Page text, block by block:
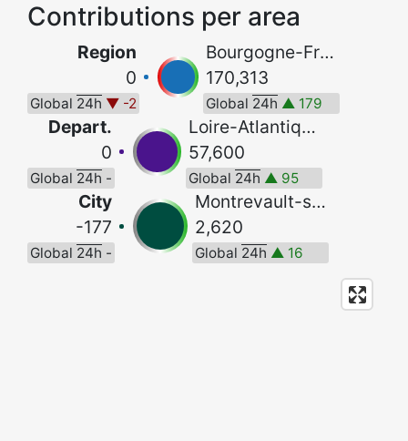
Contributions per area
Region
0
Global 24h ▼ -2
Bourgogne-Franche-Comté
170,313
Global 24h ▲ 179
Depart.
0
Global 24h -
Loire-Atlantique
57,600
Global 24h ▲ 95
City
-177
Global 24h -
Montrevault-sur-Èvre
2,620
Global 24h ▲ 16